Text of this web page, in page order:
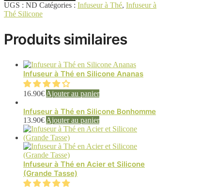
UGS : ND Catégories : Infuseur à Thé, Infuseur à
Thé Silicone
Produits similaires
Infuseur à Thé en Silicone Ananas
16.90€ Ajouter au panier
Infuseur à Thé en Silicone Bonhomme
13.90€ Ajouter au panier
Infuseur à Thé en Acier et Silicone
(Grande Tasse)